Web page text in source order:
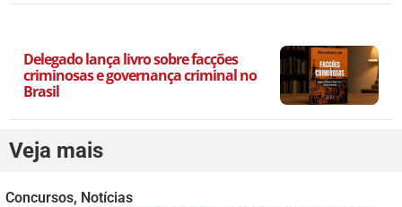
Delegado lança livro sobre facções
criminosas e governança criminal no
Brasil
Veja mais
Concursos, Notícias